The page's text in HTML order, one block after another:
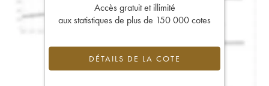
Accès gratuit et illimité
aux statistiques de plus de 150 000 cotes
DÉTAILS DE LA COTE